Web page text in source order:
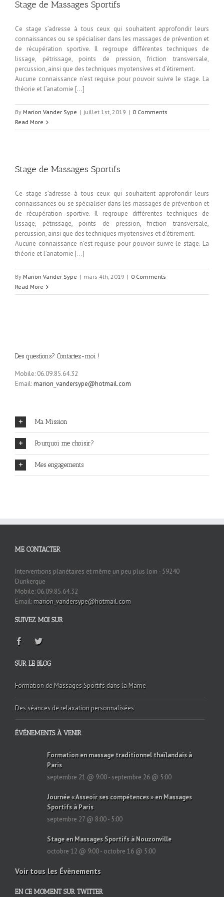
Stage de Massages Sportifs
Ce stage s’adresse à tous ceux qui souhaitent approfondir leurs
connaissances ou se spécialiser dans les massages de prévention et
de récupération sportive. Il regroupe différentes techniques de
lissage, pétrissage, points de pression, friction transversale,
percussion, ainsi que des techniques myotensives et d’étirement.
Aucune connaissance n’est requise pour pouvoir suivre le stage. La
théorie et l’anatomie […]
By Marion Vander Sype | juillet 1st, 2019 | 0 Comments
Read More
Stage de Massages Sportifs
Ce stage s’adresse à tous ceux qui souhaitent approfondir leurs
connaissances ou se spécialiser dans les massages de prévention et
de récupération sportive. Il regroupe différentes techniques de
lissage, pétrissage, points de pression, friction transversale,
percussion, ainsi que des techniques myotensives et d’étirement.
Aucune connaissance n’est requise pour pouvoir suivre le stage. La
théorie et l’anatomie […]
By Marion Vander Sype | mars 4th, 2019 | 0 Comments
Read More
Des questions? Contactez-moi !
Mobile: 06.09.85.64.32
Email:marion_vandersype@hotmail.com
Ma Mission
Pourquoi me choisir?
Mes engagements
ME CONTACTER
Interventions planétaires et même un peu plus loin - 59240
Dunkerque
Mobile: 06.09.85.64.32
Email: marion_vandersype@hotmail.com
SUIVEZ MOI SUR
SUR LE BLOG
Formation de Massages Sportifs dans la Marne
Des séances de relaxation personnalisées
ÉVÉNEMENTS À VENIR
Formation en massage traditionnel thaïlandais à
Paris
septembre 21 @ 9:00- septembre 26 @ 5:00
Journée « Asseoir ses compétences » en Massages
Sportifs à Paris
septembre 27 @ 8:00- 5:00
Stage en Massages Sportifs à Nouzonville
octobre 12 @ 9:00- octobre 16 @ 5:00
Voir tous les Évènements
EN CE MOMENT SUR TWITTER